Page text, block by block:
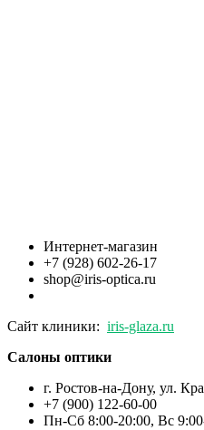
Интернет-магазин
+7 (928) 602-26-17
shop@iris-optica.ru
Сайт клиники: iris-glaza.ru
Салоны оптики
г. Ростов-на-Дону, ул.
+7 (900) 122-60-00
Пн-Cб 8:00-20:00, Вс